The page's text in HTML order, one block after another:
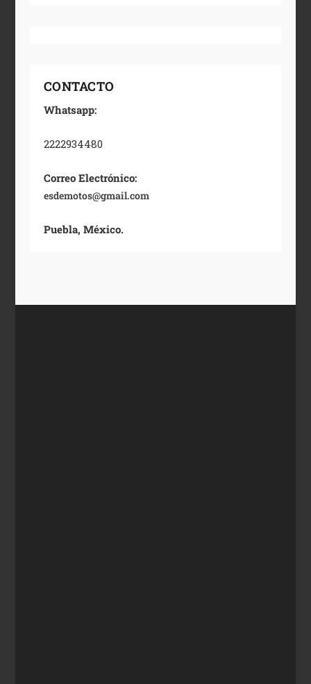
CONTACTO
Whatsapp:
2222934480
Correo Electrónico:
esdemotos@gmail.com
Puebla, México.